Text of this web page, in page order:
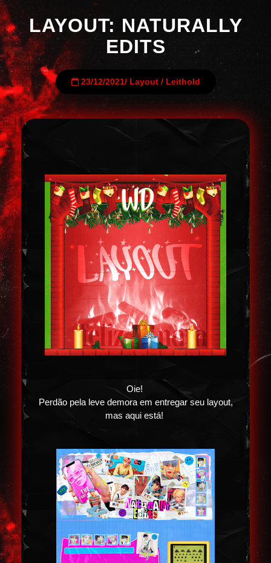
LAYOUT: NATURALLY
EDITS
23/12/2021/ Layout/ Leithold
Oie!
Perdão pela leve demora em entregar seu layout,
mas aqui está!